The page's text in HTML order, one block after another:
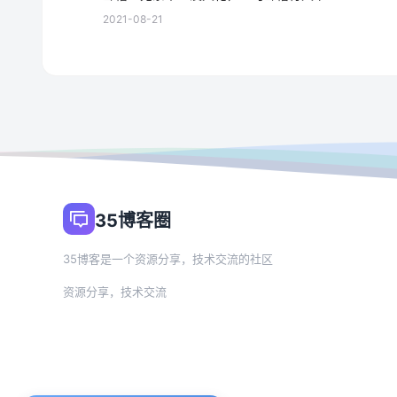
2021-08-21
35博客圈
35博客是一个资源分享，技术交流的社区
资源分享，技术交流